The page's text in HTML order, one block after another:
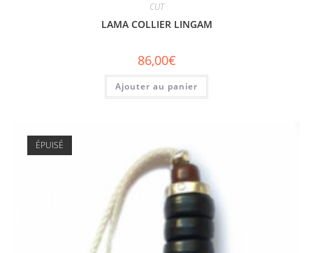
CUT
LAMA COLLIER LINGAM
86,00€
Ajouter au panier
ÉPUISÉ